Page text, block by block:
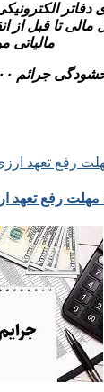
مالی تا قبل از
مالیاتی موضوع
مهلت رفع تعهد